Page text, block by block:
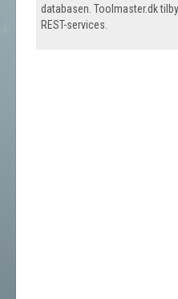
databasen. Toolmaster.dk
REST-services.